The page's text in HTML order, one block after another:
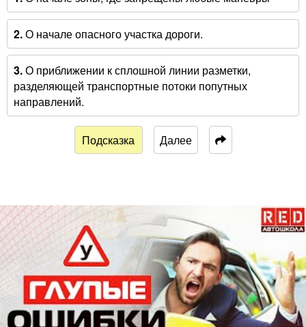
2.О начале опасного участка дороги.
3.О приближении к сплошной линии разметки,
разделяющей транспортные потоки попутных
направлений.
Подсказка Далее